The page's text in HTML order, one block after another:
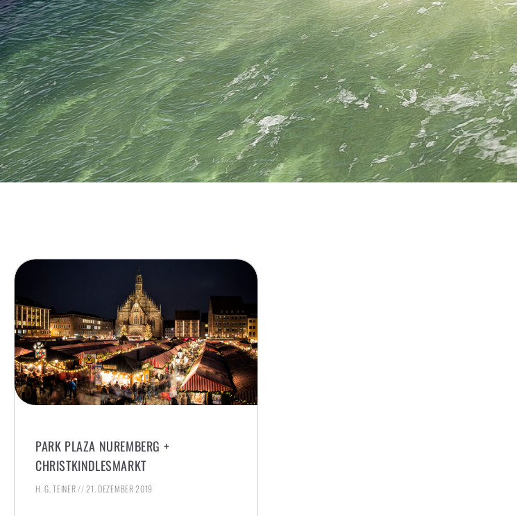
PARK PLAZA NUREMBERG +
CHRISTKINDLESMARKT
H. G. TEINER 21. DEZEMBER 2019